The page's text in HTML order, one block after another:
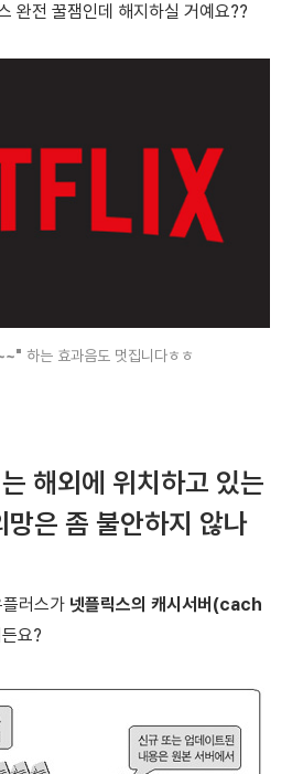
완전 꿀잼인데 해지하실 거예요??
하는 효과음도 멋집니다ㅎㅎ
해외에 위치하고 있는
망은 좀 불안하지 않나
러스가 넷플릭스의 캐시서버(cach
요?